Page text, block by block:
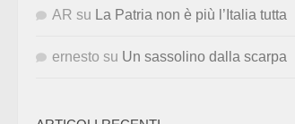
AR su La Patria non è più l’Italia tutta
ernesto su Un sassolino dalla scarpa